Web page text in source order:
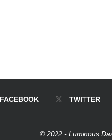
FACEBOOK TWITTER
© 2022 - Luminous